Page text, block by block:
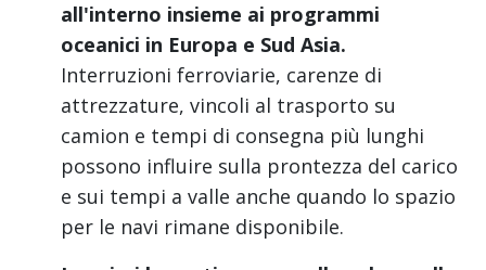
all'interno insieme ai programmi
oceanici in Europa e Sud Asia.
Interruzioni ferroviarie, carenze di
attrezzature, vincoli al trasporto su
camion e tempi di consegna più lunghi
possono influire sulla prontezza del carico
e sui tempi a valle anche quando lo spazio
per le navi rimane disponibile.